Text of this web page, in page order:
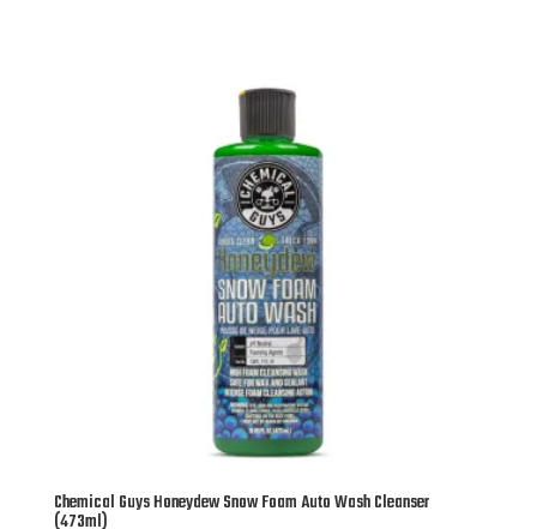
Chemical Guys Honeydew Snow Foam Auto Wash Cleanser
(473ml)